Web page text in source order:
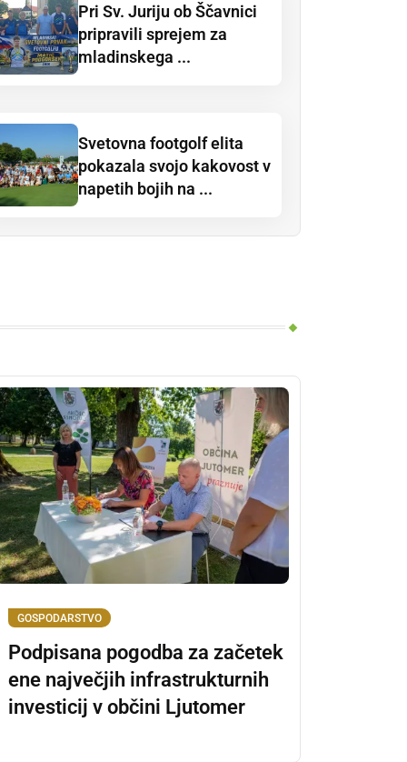
Pri Sv. Juriju ob Ščavnici
pripravili sprejem za
mladinskega ...
Svetovna footgolf elita
pokazala svojo kakovost v
napetih bojih na ...
GOSPODARSTVO
Podpisana pogodba za začetek
ene največjih infrastrukturnih
investicij v občini Ljutomer